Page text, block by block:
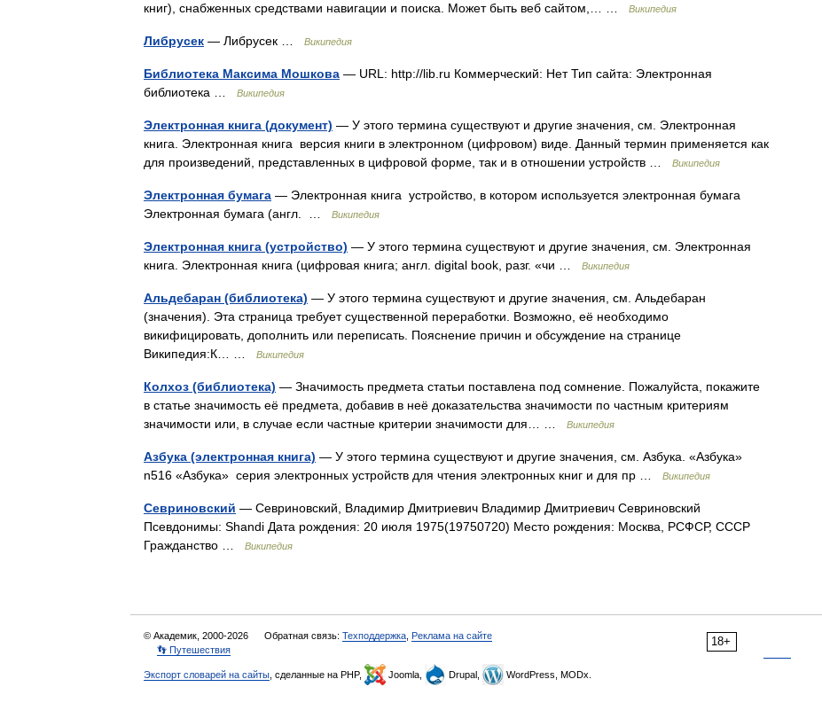
книг), снабженных средствами навигации и поиска. Может быть веб сайтом,… …
Википедия
Либрусек — Либрусек … Википедия
Библиотека Максима Мошкова — URL: http://lib.ru Коммерческий: Нет Тип сайта: Электронная
библиотека …
Википедия
Электронная книга (документ) — У этого термина существуют и другие значения, см. Электронная
книга. Электронная книга версия книги в электронном (цифровом) виде. Данный термин применяется как
для произведений, представленных в цифровой форме, так и в отношении устройств …
Википедия
Электронная бумага — Электронная книга устройство, в котором используется электронная бумага
Электронная бумага (англ. …
Википедия
Электронная книга (устройство) — У этого термина существуют и другие значения, см. Электронная
книга. Электронная книга (цифровая книга; англ. digital book, разг. «чи …
Википедия
Альдебаран (библиотека) — У этого термина существуют и другие значения, см. Альдебаран
(значения). Эта страница требует существенной переработки. Возможно, её необходимо
викифицировать, дополнить или переписать. Пояснение причин и обсуждение на странице
Википедия:К… …
Википедия
Колхоз (библиотека) — Значимость предмета статьи поставлена под сомнение. Пожалуйста, покажите
в статье значимость её предмета, добавив в неё доказательства значимости по частным критериям
значимости или, в случае если частные критерии значимости для… …
Википедия
Азбука (электронная книга) — У этого термина существуют и другие значения, см. Азбука. «Азбука»
n516 «Азбука» серия электронных устройств для чтения электронных книг и для пр …
Википедия
Севриновский — Севриновский, Владимир Дмитриевич Владимир Дмитриевич Севриновский
Псевдонимы: Shandi Дата рождения: 20 июля 1975(19750720) Место рождения: Москва, РСФСР, СССР
Гражданство …
Википедия
18+
© Академик, 2000-2026 Обратная связь: Техподдержка Реклама на сайте
👣 Путешествия
Экспорт словарей на сайты , сделанные на PHP, Joomla, Drupal, WordPress, MODx.